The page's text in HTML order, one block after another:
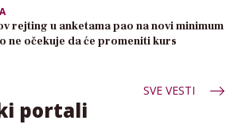
rejting u anketama pao na novi minimum
ne očekuje da će promeniti kurs
SVE VESTI
portali